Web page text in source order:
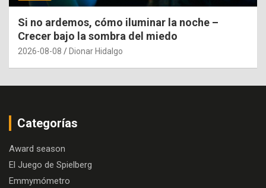
Si no ardemos, cómo iluminar la noche –
Crecer bajo la sombra del miedo
2026-08-08 Dionar Hidalgo
Categorías
Award season
El Juego de Spielberg
Emmymómetro